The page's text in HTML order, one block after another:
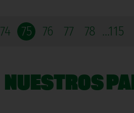
74 75 76 77 78 ...115
NUESTROS